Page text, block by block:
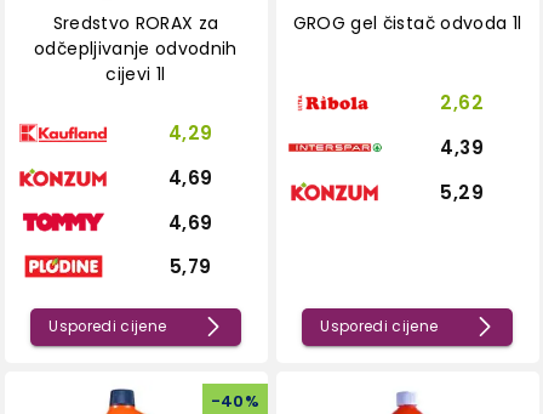
Sredstvo RORAX za
odčepljivanje odvodnih
cijevi 1l
4,29
4,69
4,69
5,79
Usporedi cijene
GROG gel čistač odvoda 1l
2,62
4,39
5,29
Usporedi cijene
-40%